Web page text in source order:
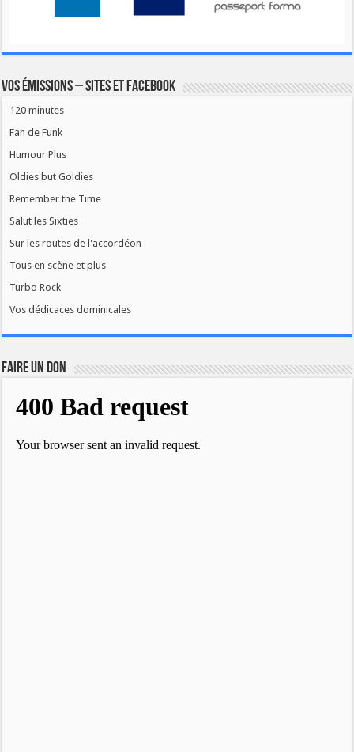
Vos émissions – Sites et Facebook
120 minutes
Fan de Funk
Humour Plus
Oldies but Goldies
Remember the Time
Salut les Sixties
Sur les routes de l'accordéon
Tous en scène et plus
Turbo Rock
Vos dédicaces dominicales
FAIRE UN DON